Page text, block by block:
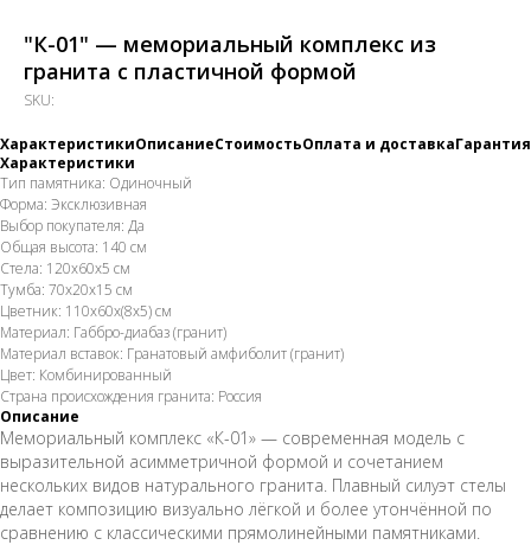
"К-01" — мемориальный комплекс из
гранита с пластичной формой
SKU:
ХарактеристикиОписаниеСтоимостьОплата и доставка
Характеристики
Тип памятника: Одиночный
Форма: Эксклюзивная
Выбор покупателя: Да
Общая высота: 140 см
Стела: 120х60х5 см
Тумба: 70х20х15 см
Цветник: 110х60х(8х5) см
Материал: Габбро-диабаз (гранит)
Материал вставок: Гранатовый амфиболит (гранит)
Цвет: Комбинированный
Страна происхождения гранита: Россия
Описание
Мемориальный комплекс «К-01» — современная модель с
выразительной асимметричной формой и сочетанием
нескольких видов натурального гранита. Плавный силуэт стелы
делает композицию визуально лёгкой и более утончённой по
сравнению с классическими прямолинейными памятниками.